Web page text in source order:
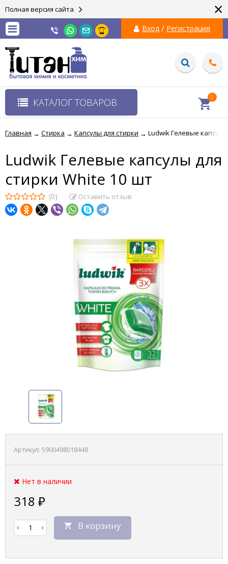
Полная версия сайта ×
Вход / Регистрация
КАТАЛОГ ТОВАРОВ 0
Главная → Стирка → Капсулы для стирки → Ludwik Гелевые
Ludwik Гелевые капсулы для
стирки White 10 шт
(0) Оставить отзыв
Артикул: 5900498018448
Нет в наличии
318 ₽
В корзину